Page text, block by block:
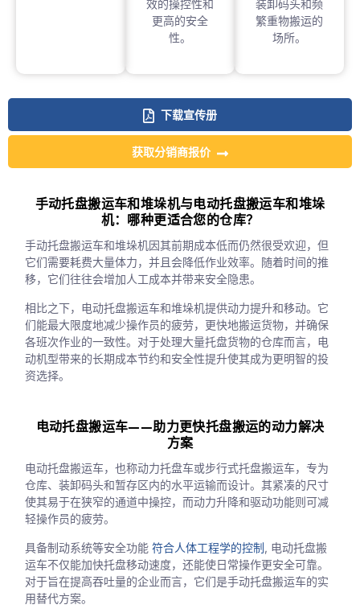
效的操控性和
更高的安全
性。
装卸码头和频
繁重物搬运的
场所。
下载宣传册
获取分销商报价
手动托盘搬运车和堆垛机因其前期成本低而仍然很受欢迎，但
它们需要耗费大量体力，并且会降低作业效率。随着时间的推
移，它们往往会增加人工成本并带来安全隐患。
相比之下，电动托盘搬运车和堆垛机提供动力提升和移动。它
们能最大限度地减少操作员的疲劳，更快地搬运货物，并确保
各班次作业的一致性。对于处理大量托盘货物的仓库而言，电
动机型带来的长期成本节约和安全性提升使其成为更明智的投
资选择。
手动托盘搬运车和堆垛机与电动托盘搬运车和堆垛
机：哪种更适合您的仓库？
电动托盘搬运车，也称动力托盘车或步行式托盘搬运车，专为
仓库、装卸码头和暂存区内的水平运输而设计。其紧凑的尺寸
使其易于在狭窄的通道中操控，而动力升降和驱动功能则可减
轻操作员的疲劳。
具备制动系统等安全功能符合人体工程学的控制, 电动托盘搬
运车不仅能加快托盘移动速度，还能使日常操作更安全可靠。
对于旨在提高吞吐量的企业而言，它们是手动托盘搬运车的实
用替代方案。
电动托盘搬运车——助力更快托盘搬运的动力解决
方案